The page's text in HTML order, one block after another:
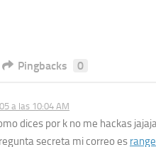
Pingbacks 0
a las 10:04 AM
dices por k no me hackas
secreta mi correo es